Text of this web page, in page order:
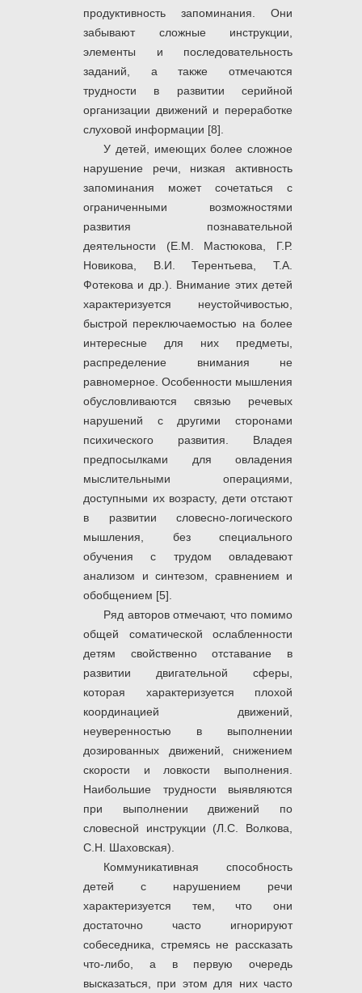
продуктивность запоминания. Они
забывают сложные инструкции,
элементы и последовательность
заданий, а также отмечаются
трудности в развитии серийной
организации движений и переработке
слуховой информации [8].
У детей, имеющих более сложное
нарушение речи, низкая активность
запоминания может сочетаться с
ограниченными возможностями
развития познавательной
деятельности (Е.М. Мастюкова, Г.Р.
Новикова, В.И. Терентьева, Т.А.
Фотекова и др.). Внимание этих детей
характеризуется неустойчивостью,
быстрой переключаемостью на более
интересные для них предметы,
распределение внимания не
равномерное. Особенности мышления
обусловливаются связью речевых
нарушений с другими сторонами
психического развития. Владея
предпосылками для овладения
мыслительными операциями,
доступными их возрасту, дети отстают
в развитии словесно-логического
мышления, без специального
обучения с трудом овладевают
анализом и синтезом, сравнением и
обобщением [5].
Ряд авторов отмечают, что помимо
общей соматической ослабленности
детям свойственно отставание в
развитии двигательной сферы,
которая характеризуется плохой
координацией движений,
неуверенностью в выполнении
дозированных движений, снижением
скорости и ловкости выполнения.
Наибольшие трудности выявляются
при выполнении движений по
словесной инструкции (Л.С. Волкова,
С.Н. Шаховская).
Коммуникативная способность
детей с нарушением речи
характеризуется тем, что они
достаточно часто игнорируют
собеседника, стремясь не рассказать
что-либо, а в первую очередь
высказаться, при этом для них часто